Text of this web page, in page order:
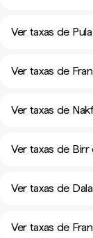
Ver taxas de
Ver taxas de
Ver taxas de
Ver taxas de
Ver taxas de
Ver taxas de